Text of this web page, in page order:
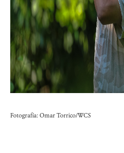
Fotografía: Omar Torrico/WCS